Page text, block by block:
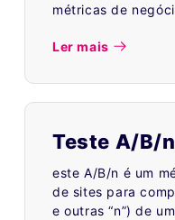
métricas de
Ler mais
Teste A/B/n
este A/B/n é um
de sites para
e outras “n”) de